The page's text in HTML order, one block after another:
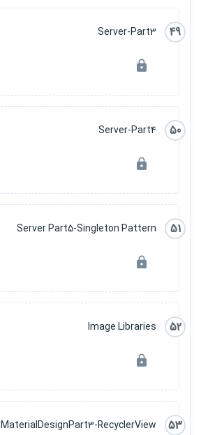
49
Server-Part3
50
Server-Part4
51
Server Part5-Singleton Pattern
52
Image Libraries
53
MaterialDesignPart3-RecyclerView